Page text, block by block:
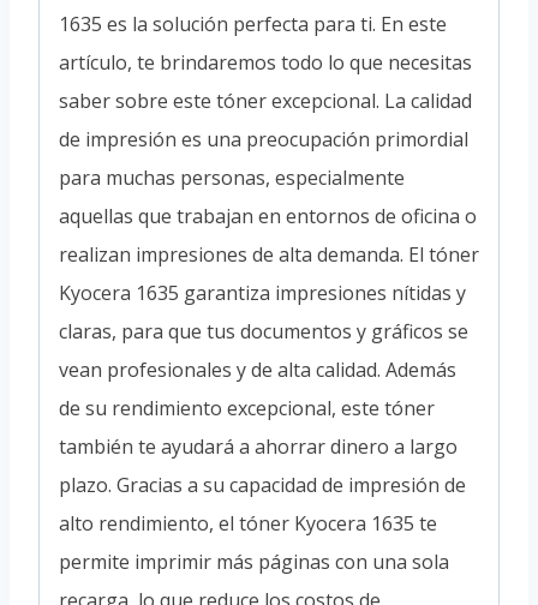
1635 es la solución perfecta para ti. En este
artículo, te brindaremos todo lo que necesitas
saber sobre este tóner excepcional. La calidad
de impresión es una preocupación primordial
para muchas personas, especialmente
aquellas que trabajan en entornos de oficina o
realizan impresiones de alta demanda. El tóner
Kyocera 1635 garantiza impresiones nítidas y
claras, para que tus documentos y gráficos se
vean profesionales y de alta calidad. Además
de su rendimiento excepcional, este tóner
también te ayudará a ahorrar dinero a largo
plazo. Gracias a su capacidad de impresión de
alto rendimiento, el tóner Kyocera 1635 te
permite imprimir más páginas con una sola